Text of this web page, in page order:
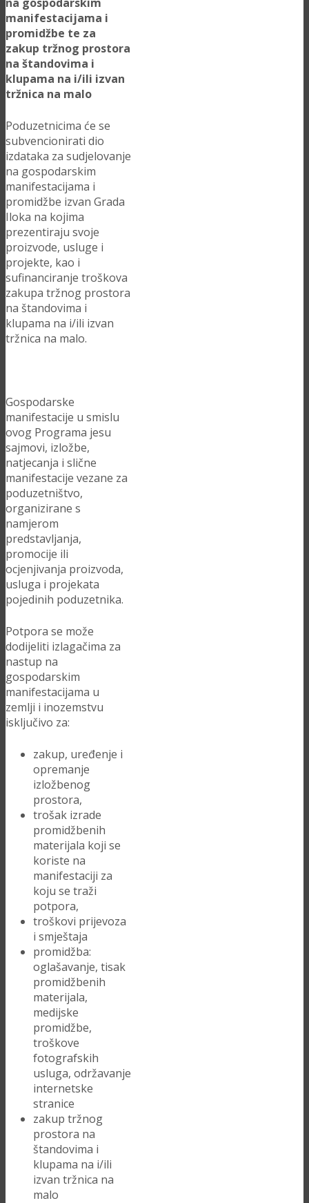
manifestacijama i
promidžbe te za
zakup tržnog prostora
na štandovima i
klupama na i/ili izvan
tržnica na malo
Poduzetnicima će se
subvencionirati dio
izdataka za sudjelovanje
na gospodarskim
manifestacijama i
promidžbe izvan Grada
Iloka na kojima
prezentiraju svoje
proizvode, usluge i
projekte, kao i
sufinanciranje troškova
zakupa tržnog prostora
na štandovima i
klupama na i/ili izvan
tržnica na malo.
Gospodarske
manifestacije u smislu
ovog Programa jesu
sajmovi, izložbe,
natjecanja i slične
manifestacije vezane za
poduzetništvo,
organizirane s
namjerom
predstavljanja,
promocije ili
ocjenjivanja proizvoda,
usluga i projekata
pojedinih poduzetnika.
Potpora se može
dodijeliti izlagačima za
nastup na
gospodarskim
manifestacijama u
zemlji i inozemstvu
isključivo za:
zakup, uređenje i
opremanje
izložbenog
prostora,
trošak izrade
promidžbenih
materijala koji se
koriste na
manifestaciji za
koju se traži
potpora,
troškovi prijevoza
i smještaja
promidžba:
oglašavanje, tisak
promidžbenih
materijala,
medijske
promidžbe,
troškove
fotografskih
usluga, održavanje
internetske
stranice
zakup tržnog
prostora na
štandovima i
klupama na i/ili
izvan tržnica na
malo